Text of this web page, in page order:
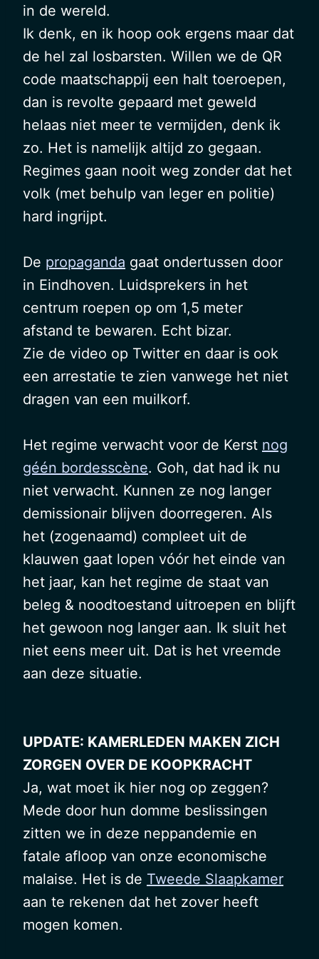
in de wereld.
Ik denk, en ik hoop ook ergens maar dat
de hel zal losbarsten. Willen we de QR
code maatschappij een halt toeroepen,
dan is revolte gepaard met geweld
helaas niet meer te vermijden, denk ik
zo. Het is namelijk altijd zo gegaan.
Regimes gaan nooit weg zonder dat het
volk (met behulp van leger en politie)
hard ingrijpt.
De propaganda gaat ondertussen door
in Eindhoven. Luidsprekers in het
centrum roepen op om 1,5 meter
afstand te bewaren. Echt bizar.
Zie de video op Twitter en daar is ook
een arrestatie te zien vanwege het niet
dragen van een muilkorf.
Het regime verwacht voor de Kerst nog
géén bordesscène. Goh, dat had ik nu
niet verwacht. Kunnen ze nog langer
demissionair blijven doorregeren. Als
het (zogenaamd) compleet uit de
klauwen gaat lopen vóór het einde van
het jaar, kan het regime de staat van
beleg & noodtoestand uitroepen en blijft
het gewoon nog langer aan. Ik sluit het
niet eens meer uit. Dat is het vreemde
aan deze situatie.
UPDATE: KAMERLEDEN MAKEN ZICH
ZORGEN OVER DE KOOPKRACHT
Ja, wat moet ik hier nog op zeggen?
Mede door hun domme beslissingen
zitten we in deze neppandemie en
fatale afloop van onze economische
malaise. Het is de Tweede Slaapkamer
aan te rekenen dat het zover heeft
mogen komen.